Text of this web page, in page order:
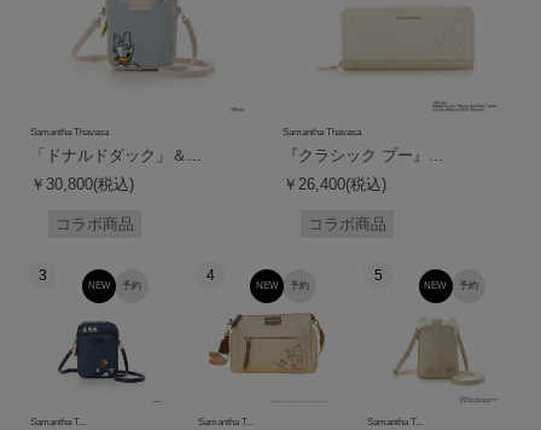
Samantha Thavasa
「ドナルドダック」＆...
￥30,800(税込)
コラボ商品
Samantha Thavasa
『クラシック プー』...
￥26,400(税込)
コラボ商品
3
予約
NEW
Samantha T...
4
予約
NEW
Samantha T...
5
予約
NEW
Samantha T...